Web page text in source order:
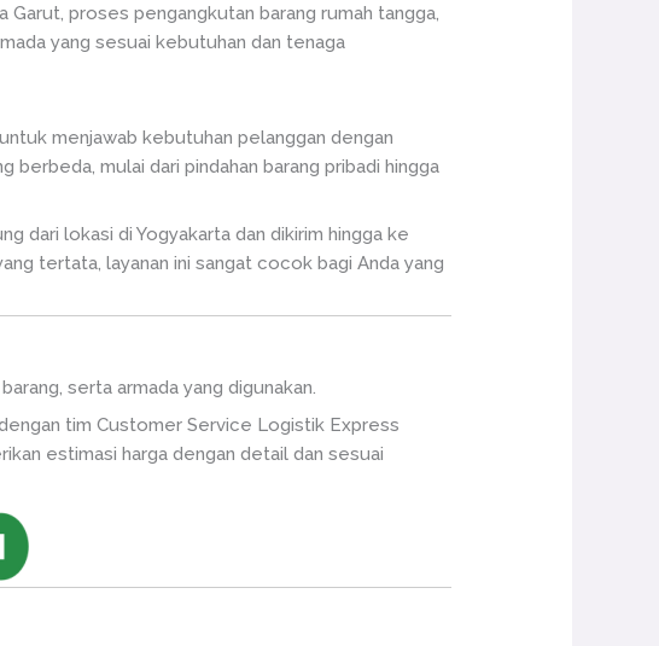
Garut, proses pengangkutan barang rumah tangga,
yang sesuai kebutuhan dan tenaga
menjawab kebutuhan pelanggan dengan
berbeda, mulai dari pindahan barang pribadi hingga
dari lokasi di Yogyakarta dan dikirim hingga ke
tertata, layanan ini sangat cocok bagi Anda yang
serta armada yang digunakan.
tim Customer Service Logistik Express
estimasi harga dengan detail dan sesuai